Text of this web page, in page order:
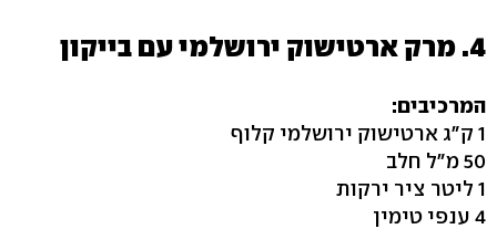
4. מרק ארטישוק ירושלמי עם בייקון
המרכיבים:
1 ק"ג ארטישוק ירושלמי קלוף
50 מ"ל חלב
1 ליטר ציר ירקות
4 ענפי טימין